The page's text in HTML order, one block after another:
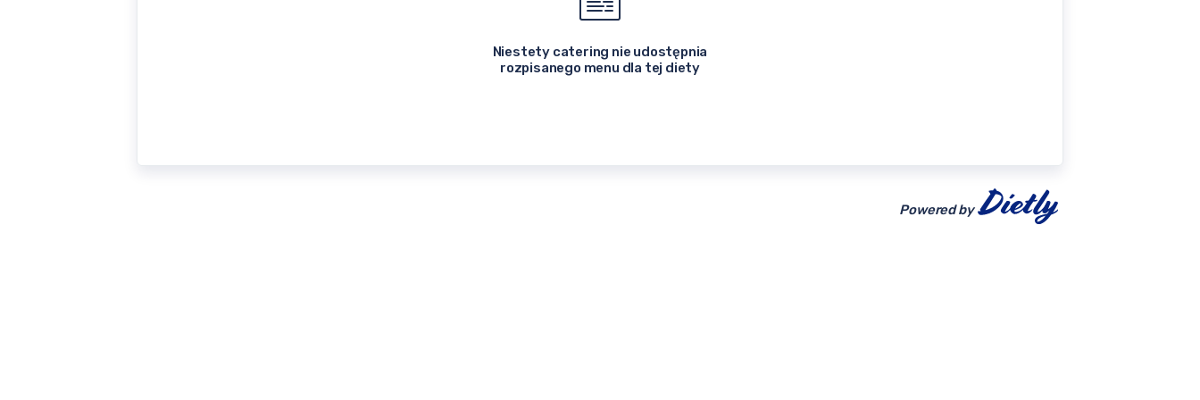
Niestety catering nie udostępnia
rozpisanego menu dla tej diety
Powered by